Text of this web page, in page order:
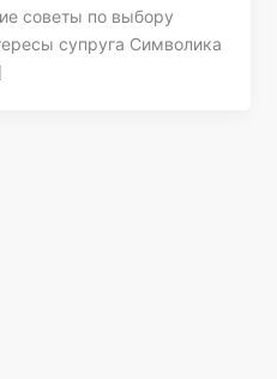
советы по выбору
супруга Символика